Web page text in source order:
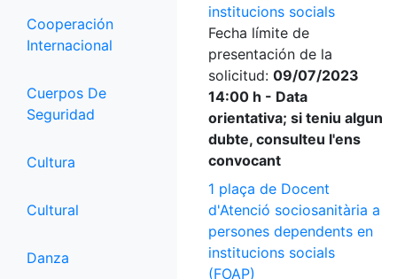
Cooperación
Internacional
Cuerpos De
Seguridad
Cultura
Cultural
Danza
institucions socials
Fecha límite de
presentación de la
solicitud: 09/07/2023
14:00 h - Data
orientativa; si teniu algun
dubte, consulteu l'ens
convocant
1 plaça de Docent
d'Atenció sociosanitària a
persones dependents en
institucions socials
(FOAP)